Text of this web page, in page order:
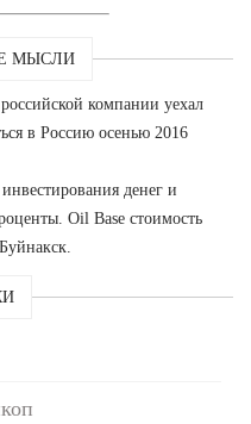
МЫСЛИ
компании уехал
в Россию осенью 2016
денег и
Oil Base стоимость